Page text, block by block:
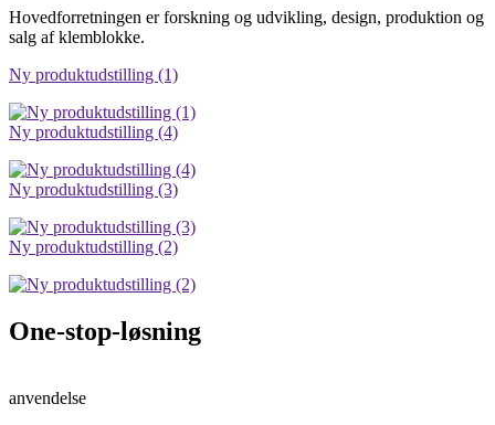
Hovedforretningen er forskning og udvikling, design, produktion og
salg af klemblokke.
Ny produktudstilling (1)
Ny produktudstilling (4)
Ny produktudstilling (3)
Ny produktudstilling (2)
One-stop-løsning
anvendelse